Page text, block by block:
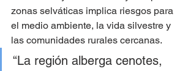
zonas selváticas implica riesgos para
el medio ambiente, la vida silvestre y
las comunidades rurales cercanas.
“La región alberga cenotes,